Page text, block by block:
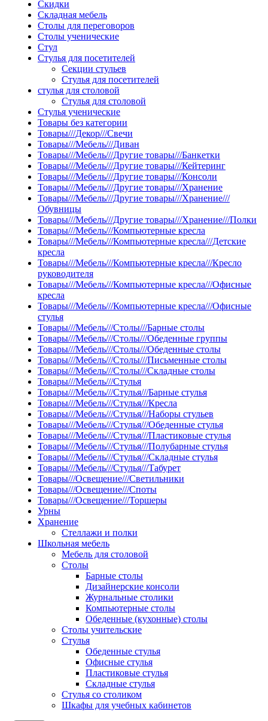
Скидки
Складная мебель
Столы для переговоров
Столы ученические
Стул
Стулья для посетителей
Секции стульев
Стулья для посетителей
стулья для столовой
Стулья для столовой
Стулья ученические
Товары без категории
Товары///Декор///Свечи
Товары///Мебель///Диван
Товары///Мебель///Другие товары///Банкетки
Товары///Мебель///Другие товары///Кейтеринг
Товары///Мебель///Другие товары///Консоли
Товары///Мебель///Другие товары///Хранение
Товары///Мебель///Другие товары///Хранение///
Обувницы
Товары///Мебель///Другие товары///Хранение///Полки
Товары///Мебель///Компьютерные кресла
Товары///Мебель///Компьютерные кресла///Детские
кресла
Товары///Мебель///Компьютерные кресла///Кресло
руководителя
Товары///Мебель///Компьютерные кресла///Офисные
кресла
Товары///Мебель///Компьютерные кресла///Офисные
стулья
Товары///Мебель///Столы///Барные столы
Товары///Мебель///Столы///Обеденные группы
Товары///Мебель///Столы///Обеденные столы
Товары///Мебель///Столы///Письменные столы
Товары///Мебель///Столы///Складные столы
Товары///Мебель///Стулья
Товары///Мебель///Стулья///Барные стулья
Товары///Мебель///Стулья///Кресла
Товары///Мебель///Стулья///Наборы стульев
Товары///Мебель///Стулья///Обеденные стулья
Товары///Мебель///Стулья///Пластиковые стулья
Товары///Мебель///Стулья///Полубарные стулья
Товары///Мебель///Стулья///Складные стулья
Товары///Мебель///Стулья///Табурет
Товары///Освещение///Светильники
Товары///Освещение///Споты
Товары///Освещение///Торшеры
Урны
Хранение
Стеллажи и полки
Школьная мебель
Мебель для столовой
Столы
Барные столы
Дизайнерские консоли
Журнальные столики
Компьютерные столы
Обеденные (кухонные) столы
Столы учительские
Стулья
Обеденные стулья
Офисные стулья
Пластиковые стулья
Складные стулья
Стулья со столиком
Шкафы для учебных кабинетов